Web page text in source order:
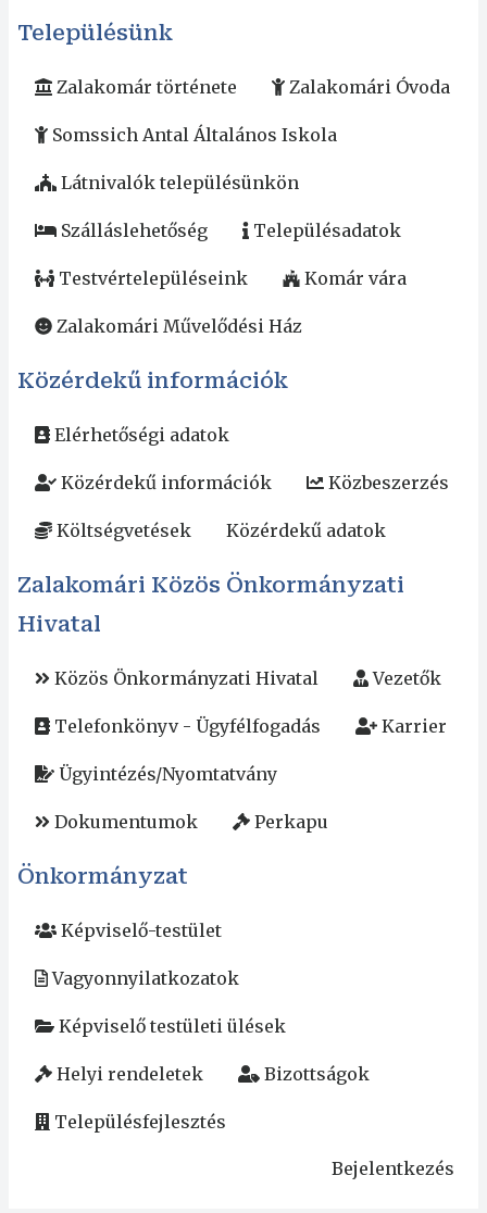
Településünk
Zalakomár története Zalakomári Óvoda
Somssich Antal Általános Iskola
Látnivalók településünkön
Szálláslehetőség Településadatok
Testvértelepüléseink Komár vára
Zalakomári Művelődési Ház
Közérdekű információk
Elérhetőségi adatok
Közérdekű információk Közbeszerzés
Költségvetések Közérdekű adatok
Zalakomári Közös Önkormányzati
Hivatal
Közös Önkormányzati Hivatal Vezetők
Telefonkönyv - Ügyfélfogadás Karrier
Ügyintézés/Nyomtatvány
Dokumentumok Perkapu
Önkormányzat
Képviselő-testület
Vagyonnyilatkozatok
Képviselő testületi ülések
Helyi rendeletek Bizottságok
Településfejlesztés
Bejelentkezés